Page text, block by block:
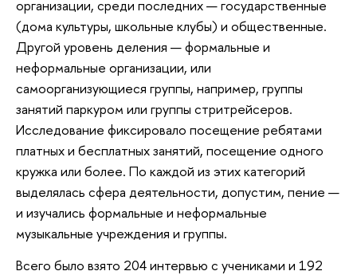
организации, среди последних — государственные
(дома культуры, школьные клубы) и общественные.
Другой уровень деления — формальные и
неформальные организации, или
самоорганизующиеся группы, например, группы
занятий паркуром или группы стритрейсеров.
Исследование фиксировало посещение ребятами
платных и бесплатных занятий, посещение одного
кружка или более. По каждой из этих категорий
выделялась сфера деятельности, допустим, пение —
и изучались формальные и неформальные
музыкальные учреждения и группы.
Всего было взято 204 интервью с учениками и 192